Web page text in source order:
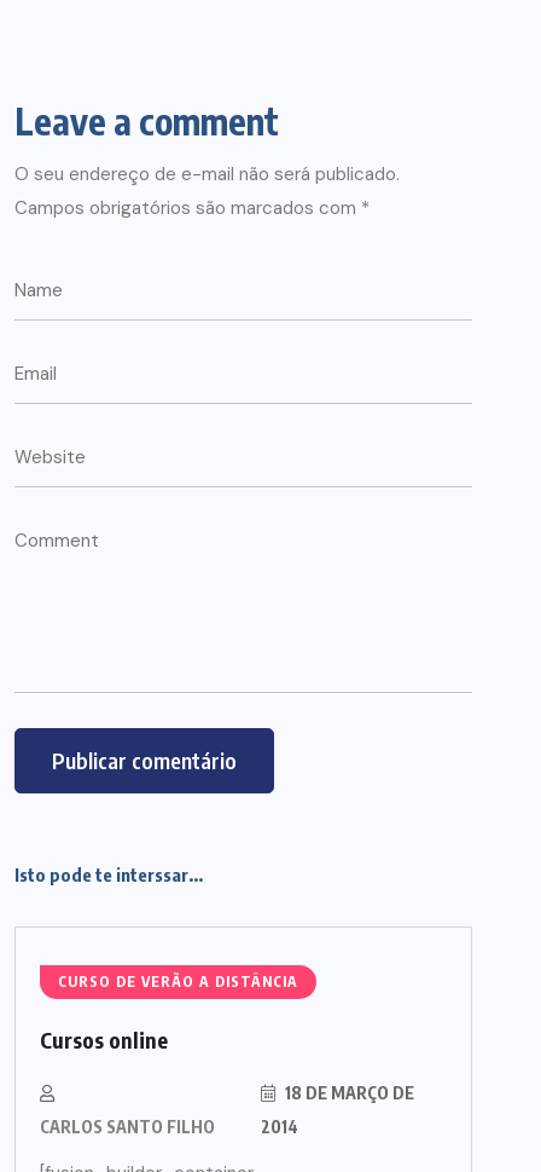
Leave a comment
O seu endereço de e-mail não será publicado.
Campos obrigatórios são marcados com *
Isto pode te interssar...
CURSO DE VERÃO A DISTÂNCIA
Cursos online
CARLOS SANTO FILHO
18 DE MARÇO DE
2014